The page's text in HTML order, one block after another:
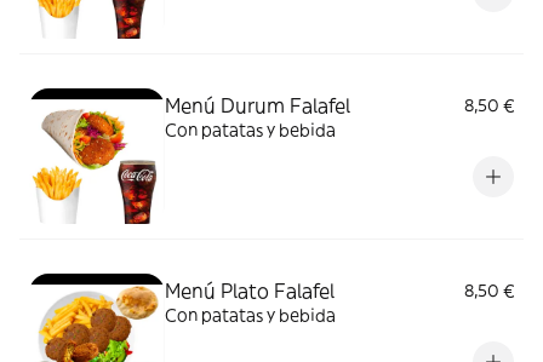
Menú Durum Falafel
8,50 €
Con patatas y bebida
Menú Plato Falafel
8,50 €
Con patatas y bebida